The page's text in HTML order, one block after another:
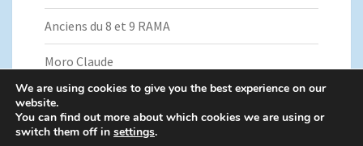
Anciens du 8 et 9 RAMA
Moro Claude
We are using cookies to give you the best experience on our
website.
You can find out more about which cookies we are using or
switch them off in settings.